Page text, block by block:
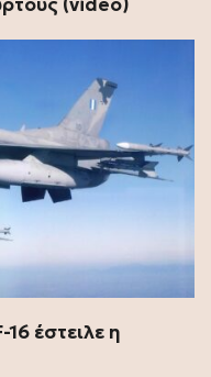
έστειλε η